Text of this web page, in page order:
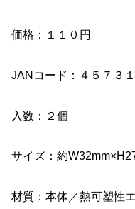
価格：１１０円
JANコード：４５７３
入数：２個
サイズ：約
材質：本体／熱可塑性